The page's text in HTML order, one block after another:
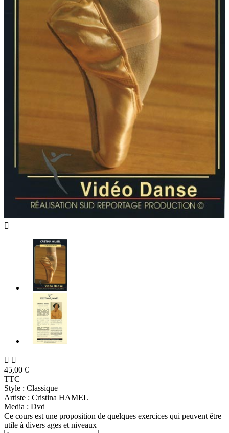

 
45,00 €
TTC
Style : Classique
Artiste : Cristina HAMEL
Media : Dvd
Ce cours est une proposition de quelques exercices qui peuvent être
utile à divers ages et niveaux